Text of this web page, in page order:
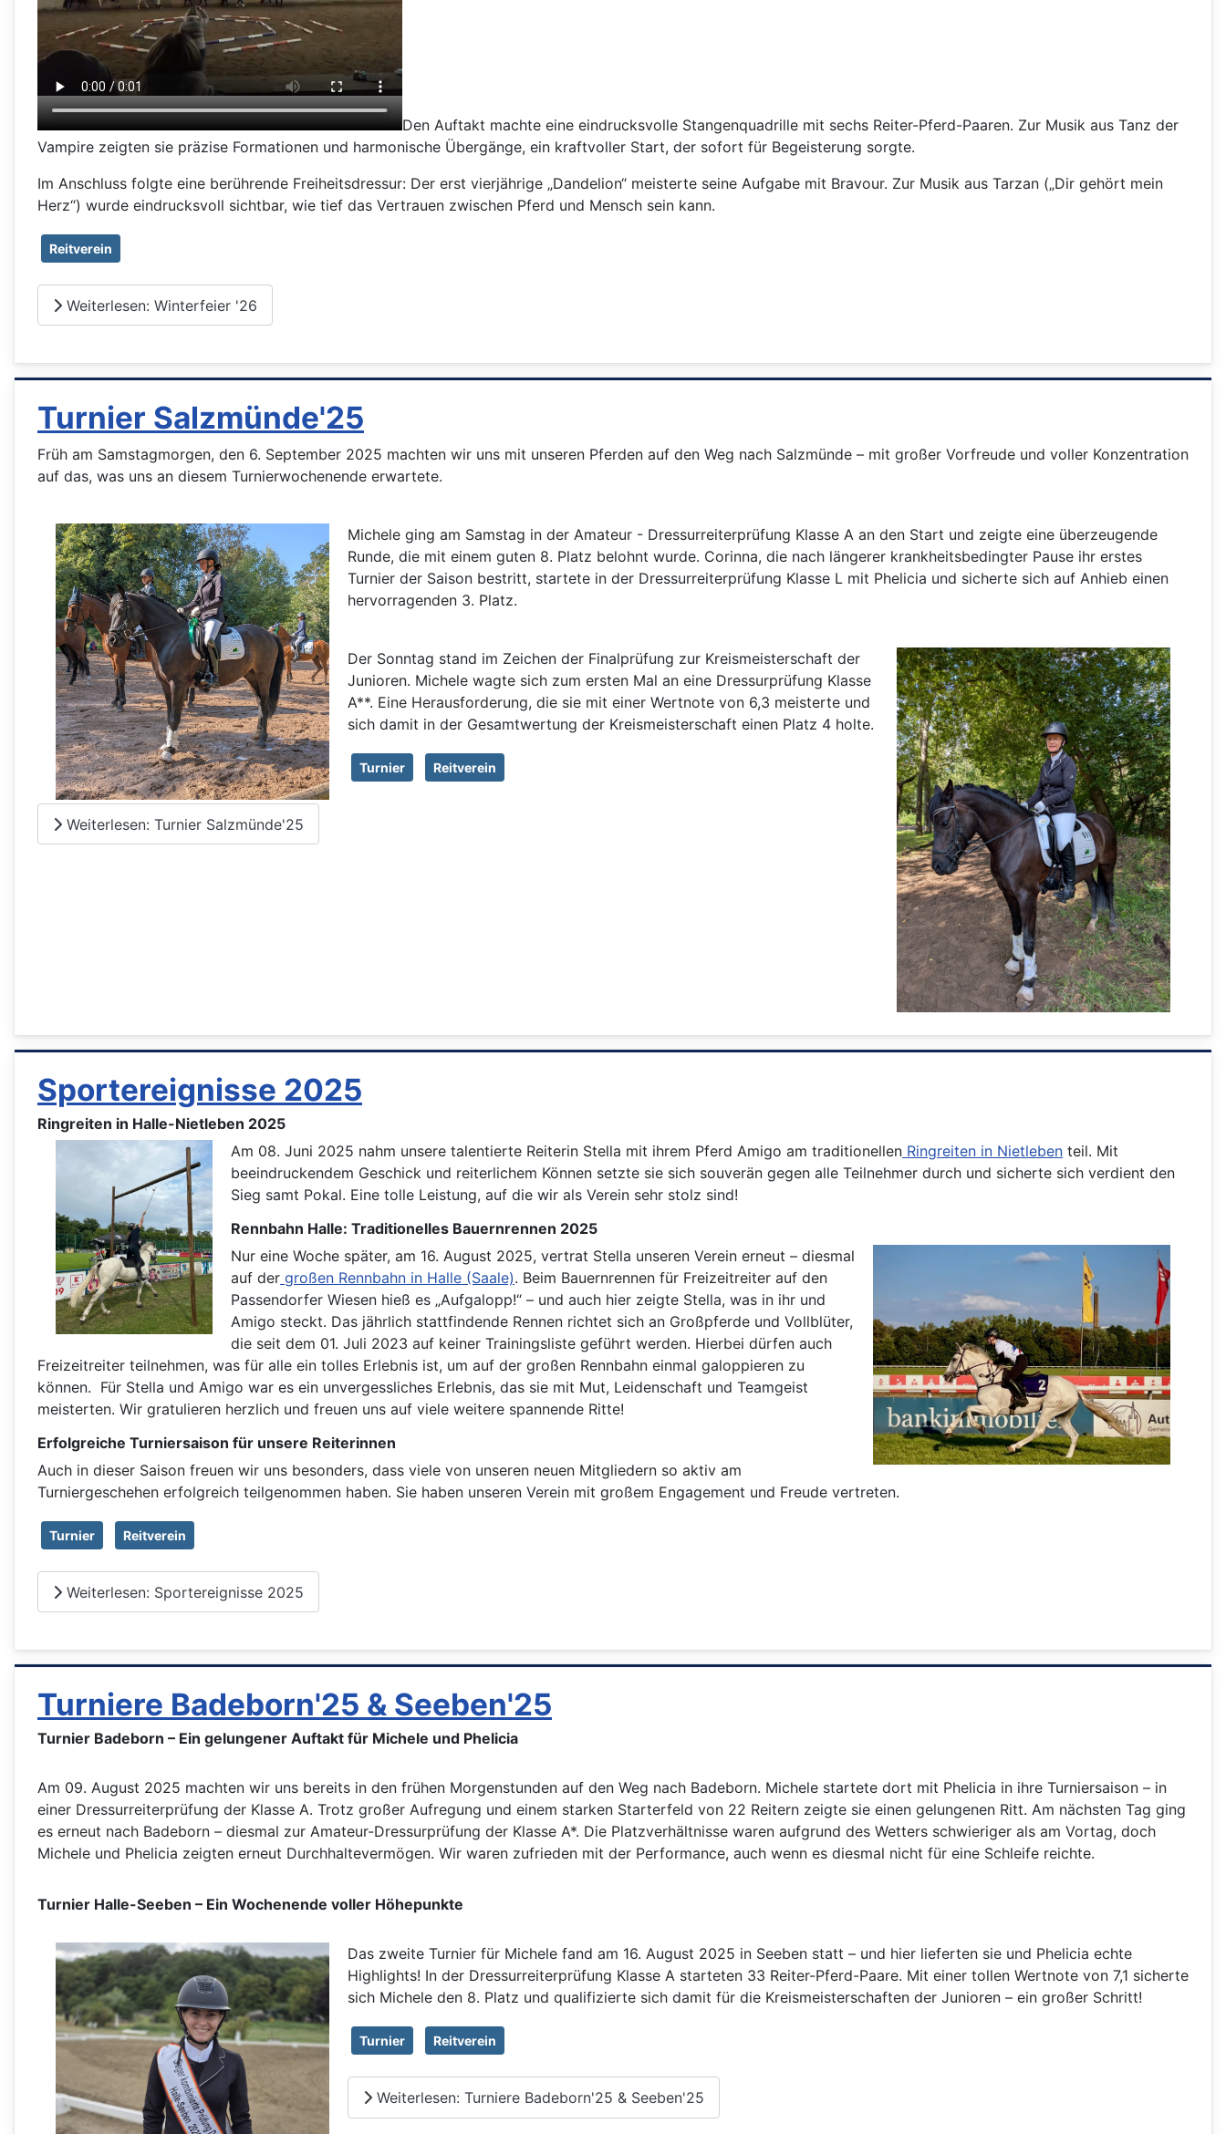
Den Auftakt machte eine eindrucksvolle Stangenquadrille mit sechs Reiter-Pferd-Paaren. Zur Musik aus Tanz der
Vampire zeigten sie präzise Formationen und harmonische Übergänge, ein kraftvoller Start, der sofort für Begeisterung sorgte.
Im Anschluss folgte eine berührende Freiheitsdressur: Der erst vierjährige „Dandelion“ meisterte seine Aufgabe mit Bravour. Zur Musik aus Tarzan („Dir gehört mein
Herz“) wurde eindrucksvoll sichtbar, wie tief das Vertrauen zwischen Pferd und Mensch sein kann.
Reitverein
Weiterlesen: Winterfeier '26
Turnier Salzmünde'25
Früh am Samstagmorgen, den 6. September 2025 machten wir uns mit unseren Pferden auf den Weg nach Salzmünde – mit großer Vorfreude und voller Konzentration
auf das, was uns an diesem Turnierwochenende erwartete.
Michele ging am Samstag in der Amateur - Dressurreiterprüfung Klasse A an den Start und zeigte eine überzeugende
Runde, die mit einem guten 8. Platz belohnt wurde. Corinna, die nach längerer krankheitsbedingter Pause ihr erstes
Turnier der Saison bestritt, startete in der Dressurreiterprüfung Klasse L mit Phelicia und sicherte sich auf Anhieb einen
hervorragenden 3. Platz.
Der Sonntag stand im Zeichen der Finalprüfung zur Kreismeisterschaft der
Junioren. Michele wagte sich zum ersten Mal an eine Dressurprüfung Klasse
A**. Eine Herausforderung, die sie mit einer Wertnote von 6,3 meisterte und
sich damit in der Gesamtwertung der Kreismeisterschaft einen Platz 4 holte.
Turnier Reitverein
Weiterlesen: Turnier Salzmünde'25
Sportereignisse 2025
Ringreiten in Halle-Nietleben 2025
Am 08. Juni 2025 nahm unsere talentierte Reiterin Stella mit ihrem Pferd Amigo am traditionellen Ringreiten in Nietleben teil. Mit
beeindruckendem Geschick und reiterlichem Können setzte sie sich souverän gegen alle Teilnehmer durch und sicherte sich verdient den
Sieg samt Pokal. Eine tolle Leistung, auf die wir als Verein sehr stolz sind!
Rennbahn Halle: Traditionelles Bauernrennen 2025
Nur eine Woche später, am 16. August 2025, vertrat Stella unseren Verein erneut – diesmal
auf der großen Rennbahn in Halle (Saale). Beim Bauernrennen für Freizeitreiter auf den
Passendorfer Wiesen hieß es „Aufgalopp!“ – und auch hier zeigte Stella, was in ihr und
Amigo steckt. Das jährlich stattfindende Rennen richtet sich an Großpferde und Vollblüter,
die seit dem 01. Juli 2023 auf keiner Trainingsliste geführt werden. Hierbei dürfen auch
Freizeitreiter teilnehmen, was für alle ein tolles Erlebnis ist, um auf der großen Rennbahn einmal galoppieren zu
können. Für Stella und Amigo war es ein unvergessliches Erlebnis, das sie mit Mut, Leidenschaft und Teamgeist
meisterten. Wir gratulieren herzlich und freuen uns auf viele weitere spannende Ritte!
Erfolgreiche Turniersaison für unsere Reiterinnen
Auch in dieser Saison freuen wir uns besonders, dass viele von unseren neuen Mitgliedern so aktiv am
Turniergeschehen erfolgreich teilgenommen haben. Sie haben unseren Verein mit großem Engagement und Freude vertreten.
Turnier Reitverein
Weiterlesen: Sportereignisse 2025
Turniere Badeborn'25 & Seeben'25
Turnier Badeborn – Ein gelungener Auftakt für Michele und Phelicia
Am 09. August 2025 machten wir uns bereits in den frühen Morgenstunden auf den Weg nach Badeborn. Michele startete dort mit Phelicia in ihre Turniersaison – in
einer Dressurreiterprüfung der Klasse A. Trotz großer Aufregung und einem starken Starterfeld von 22 Reitern zeigte sie einen gelungenen Ritt. Am nächsten Tag ging
es erneut nach Badeborn – diesmal zur Amateur-Dressurprüfung der Klasse A*. Die Platzverhältnisse waren aufgrund des Wetters schwieriger als am Vortag, doch
Michele und Phelicia zeigten erneut Durchhaltevermögen. Wir waren zufrieden mit der Performance, auch wenn es diesmal nicht für eine Schleife reichte.
Turnier Halle-Seeben – Ein Wochenende voller Höhepunkte
Das zweite Turnier für Michele fand am 16. August 2025 in Seeben statt – und hier lieferten sie und Phelicia echte
Highlights! In der Dressurreiterprüfung Klasse A starteten 33 Reiter-Pferd-Paare. Mit einer tollen Wertnote von 7,1 sicherte
sich Michele den 8. Platz und qualifizierte sich damit für die Kreismeisterschaften der Junioren – ein großer Schritt!
Turnier Reitverein
Weiterlesen: Turniere Badeborn'25 & Seeben'25